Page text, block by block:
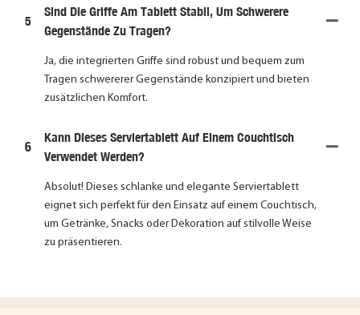
5
Sind Die Griffe Am Tablett Stabil, Um Schwerere
Gegenstände Zu Tragen?
Ja, die integrierten Griffe sind robust und bequem zum
Tragen schwererer Gegenstände konzipiert und bieten
zusätzlichen Komfort.
6
Kann Dieses Serviertablett Auf Einem Couchtisch
Verwendet Werden?
Absolut! Dieses schlanke und elegante Serviertablett
eignet sich perfekt für den Einsatz auf einem Couchtisch,
um Getränke, Snacks oder Dekoration auf stilvolle Weise
zu präsentieren.